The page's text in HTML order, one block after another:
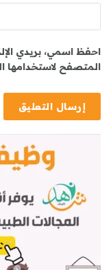
احفظ اسمي، بريدي
المتصفح لاستخدامها